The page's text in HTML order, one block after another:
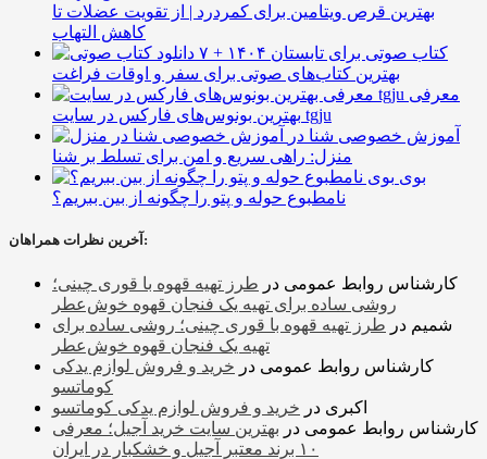
بهترین قرص ویتامین برای کمردرد | از تقویت عضلات تا
کاهش التهاب
۷ کتاب صوتی برای تابستان ۱۴۰۴ +
بهترین کتاب‌های صوتی برای سفر و اوقات فراغت
معرفی
بهترین بونوس‌های فارکس در سایت tgju
آموزش خصوصی شنا در
منزل: راهی سریع و امن برای تسلط بر شنا
بوی
نامطبوع حوله و پتو را چگونه از بین ببریم؟
آخرین نظرات همراهان:
کارشناس روابط عمومی در طرز تهیه قهوه با قوری چینی؛
روشی ساده برای تهیه یک فنجان قهوه خوش‌عطر
شمیم در طرز تهیه قهوه با قوری چینی؛ روشی ساده برای
تهیه یک فنجان قهوه خوش‌عطر
کارشناس روابط عمومی در خرید و فروش لوازم یدکی
کوماتسو
اکبری در خرید و فروش لوازم یدکی کوماتسو
کارشناس روابط عمومی در بهترین سایت خرید آجیل؛ معرفی
۱۰ برند معتبر آجیل و خشکبار در ایران